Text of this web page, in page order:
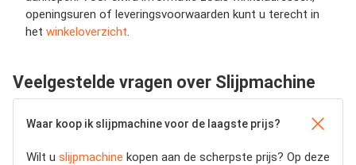
openingsuren of leveringsvoorwaarden kunt u terecht in
het winkeloverzicht
Veelgestelde vragen over Slijpmachine
Waar koop ik slijpmachine voor de laagste prijs?
Wilt u slijpmachine kopen aan de scherpste prijs? Op deze